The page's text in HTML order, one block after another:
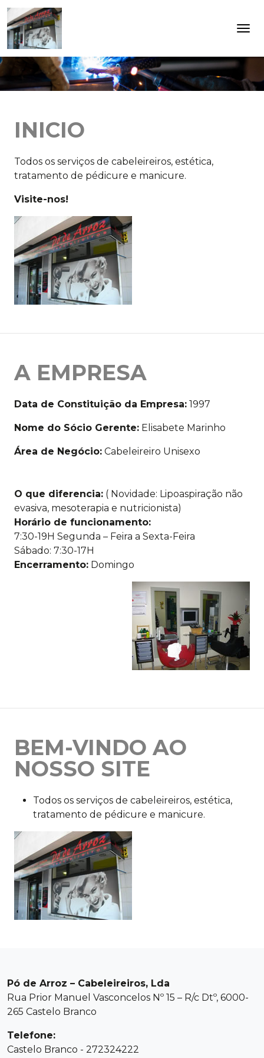
INICIO
Todos os serviços de cabeleireiros, estética,
tratamento de pédicure e manicure.
Visite-nos!
A EMPRESA
Data de Constituição da Empresa: 1997
Nome do Sócio Gerente: Elisabete Marinho
Área de Negócio: Cabeleireiro Unisexo
O que diferencia: ( Novidade: Lipoaspiração não
evasiva, mesoterapia e nutricionista)
Horário de funcionamento:
7:30-19H Segunda – Feira a Sexta-Feira
Sábado: 7:30-17H
Encerramento: Domingo
BEM-VINDO AO
NOSSO SITE
Todos os serviços de cabeleireiros, estética,
tratamento de pédicure e manicure.
Pó de Arroz – Cabeleireiros, Lda
Rua Prior Manuel Vasconcelos Nº 15 – R/c Dtº, 6000-
265 Castelo Branco
Telefone:
Castelo Branco - 272324222